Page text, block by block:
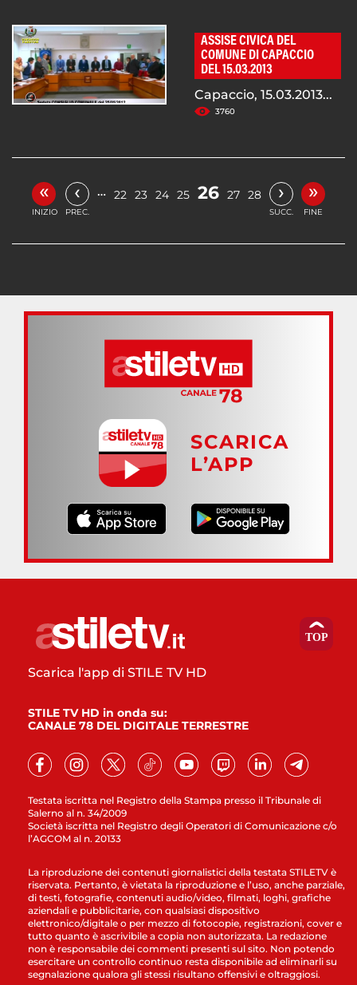
ASSISE CIVICA DEL
COMUNE DI CAPACCIO
DEL 15.03.2013
Capaccio, 15.03.2013...
3760
«
INIZIO
‹
PREC.
… 22 23 24 25 26 27 28 ›
SUCC.
»
FINE
SCARICA
L’APP
Testata iscritta nel Registro della Stampa presso il Tribunale di
Salerno al n. 34/2009
Società iscritta nel Registro degli Operatori di Comunicazione c/o
l’AGCOM al n. 20133
Scarica l'app di STILE TV HD
STILE TV HD in onda su:
CANALE 78 DEL DIGITALE TERRESTRE
La riproduzione dei contenuti giornalistici della testata STILETV è
riservata. Pertanto, è vietata la riproduzione e l’uso, anche parziale,
di testi, fotografie, contenuti audio/video, filmati, loghi, grafiche
aziendali e pubblicitarie, con qualsiasi dispositivo
elettronico/digitale o per mezzo di fotocopie, registrazioni, cover e
tutto quanto è ascrivibile a copia non autorizzata. La redazione
non è responsabile dei commenti presenti sul sito. Non potendo
esercitare un controllo continuo resta disponibile ad eliminarli su
segnalazione qualora gli stessi risultano offensivi e oltraggiosi.